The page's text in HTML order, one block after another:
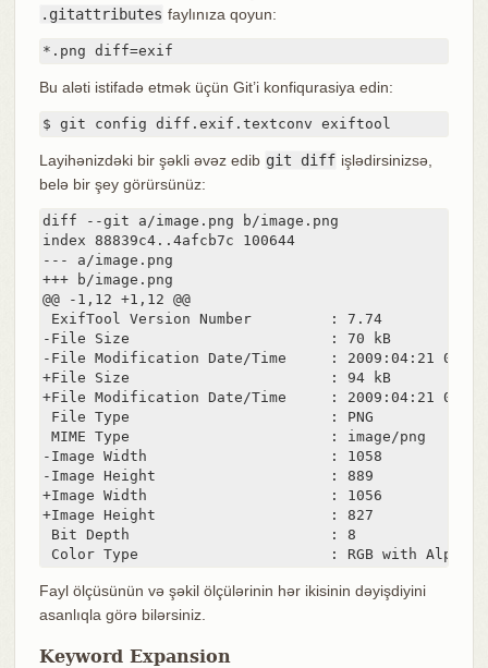
.gitattributes faylınıza qoyun:
*.png diff=exif
Bu aləti istifadə etmək üçün Git’i konfiqurasiya edin:
$ git config diff.exif.textconv exiftool
Layihənizdəki bir şəkli əvəz edib git diff işlədirsinizsə,
belə bir şey görürsünüz:
diff --git a/image.png b/image.png
index 88839c4..4afcb7c 100644
--- a/image.png
+++ b/image.png
@@ -1,12 +1,12 @@
ExifTool Version Number         : 7.74
-File Size                       : 70 kB
-File Modification Date/Time     : 2009:04:21
+File Size                       : 94 kB
+File Modification Date/Time     : 2009:04:21
File Type                       : PNG
MIME Type                       : image/png
-Image Width                     : 1058
-Image Height                    : 889
+Image Width                     : 1056
+Image Height                    : 827
Bit Depth                       : 8
Color Type                      : RGB with Alpha
Fayl ölçüsünün və şəkil ölçülərinin hər ikisinin dəyişdiyini
asanlıqla görə bilərsiniz.
Keyword Expansion